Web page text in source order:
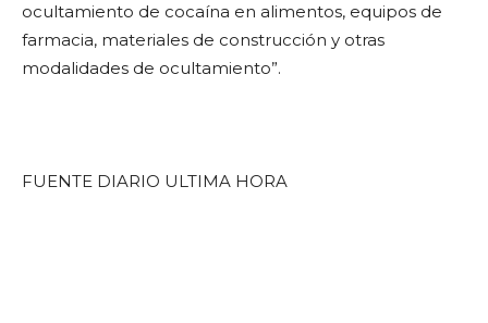
ocultamiento de cocaína en alimentos, equipos de
farmacia, materiales de construcción y otras
modalidades de ocultamiento”.
FUENTE DIARIO ULTIMA HORA